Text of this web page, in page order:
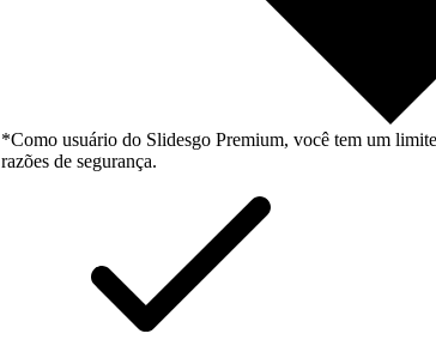
*Como usuário do Slidesgo Premium, você tem um
razões de segurança.